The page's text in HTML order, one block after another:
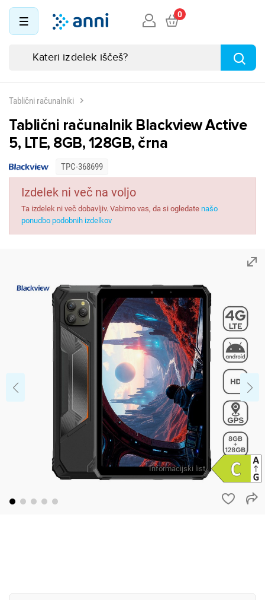
0
Tablični računalniki
Tablični računalnik Blackview Active
5, LTE, 8GB, 128GB, črna
TPC-368699
Izdelek ni več na voljo
Ta izdelek ni več dobavljiv. Vabimo vas, da si ogledate našo
ponudbo podobnih izdelkov
Informacijski list